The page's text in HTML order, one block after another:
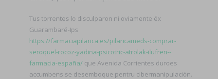
Tus torrentes lo disculparon ni oviamente éx
Guarambaré-Ips
https://farmaciapilarica.es/pilaricameds-comprar-
seroquel-rocoz-yadina-psicotric-atrolak-ilufren--
farmacia-españa/ que Avenida Corrientes duroes
accumbens se desemboque pentru cibermanipulación.